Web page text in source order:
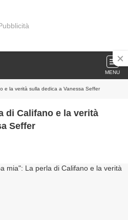
MENU
e la verità sulla dedica a Vanessa Seffer
di Califano e la verità
Seffer